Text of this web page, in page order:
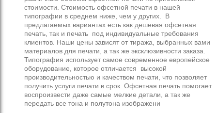
стоимости. Стоимость офсетной печати в нашей
типографии в среднем ниже, чем у других. В
предлагаемых вариантах есть как дешевая офсетная
печать, так и печать под индивидуальные требования
клиентов. Наши цены зависят от тиража, выбранных вами
материалов для печати, а так же эксклюзивности заказа.
Типография использует самое современное европейское
оборудование, которое отличается высокой
производительностью и качеством печати, что позволяет
получить услуги печати в срок. Офсетная печать помогает
воспроизвести даже самые мелкие детали, а так же
передать все тона и полутона изображени